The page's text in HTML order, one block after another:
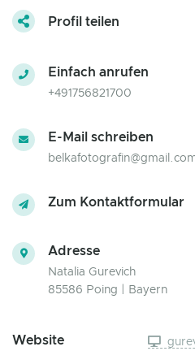
Profil teilen
Einfach anrufen
+491756821700
E-Mail schreiben
Zum Kontaktformular
Adresse
Natalia Gurevich
85586 Poing | Bayern
Website